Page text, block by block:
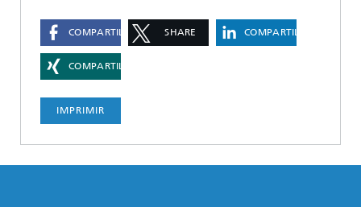
COMPARTILHAR SHARE COMPARTILHAR
COMPARTILHAR
IMPRIMIR